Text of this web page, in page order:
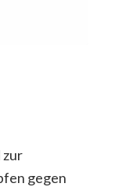
zur
gegen